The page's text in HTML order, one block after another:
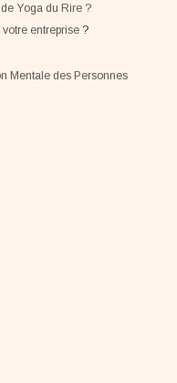
Yoga du Rire ?
votre entreprise?
Mentale des Personnes